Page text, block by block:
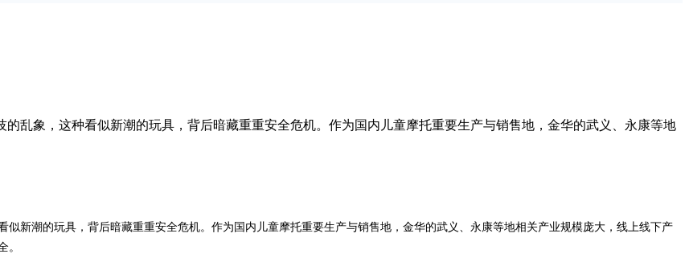
乱象，这种看似新潮的玩具，背后暗藏重重安全危机。作为国内儿童摩托重要生产与销售地，金华的武义、永康等地
新潮的玩具，背后暗藏重重安全危机。作为国内儿童摩托重要生产与销售地，金华的武义、永康等地相关产业规模庞大，线上线下产
。